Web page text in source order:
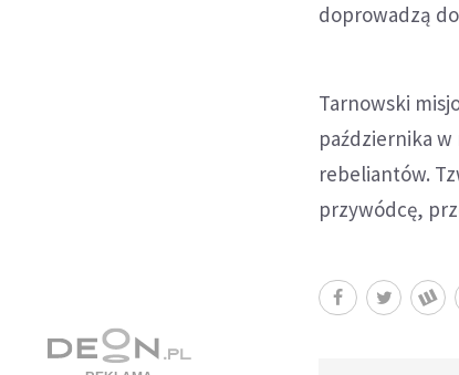
doprowadzą
Tarnowski
października
rebeliantów.
przywódcę,